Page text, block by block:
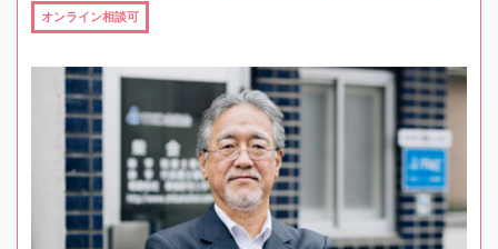
オンライン相談可